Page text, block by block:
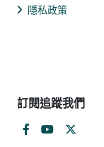
隱私政策
訂閱追蹤我們